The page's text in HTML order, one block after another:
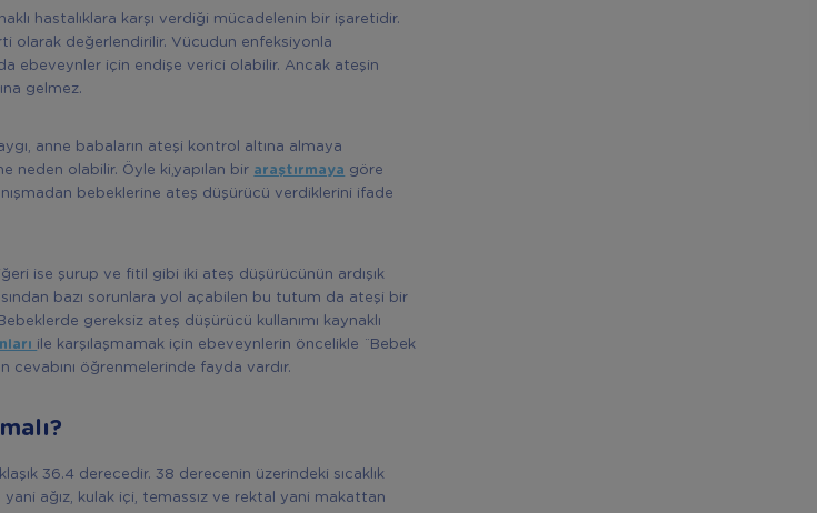
hastalıklara karşı verdiği mücadelenin bir işaretidir.
olarak değerlendirilir. Vücudun enfeksiyonla
ebeveynler için endişe verici olabilir. Ancak ateşin
gelmez.
anne babaların ateşi kontrol altına almaya
neden olabilir. Öyle ki,yapılan bir araştırmaya göre
bebeklerine ateş düşürücü verdiklerini ifade
ise şurup ve fitil gibi iki ateş düşürücünün ardışık
bazı sorunlara yol açabilen bu tutum da ateşi bir
gereksiz ateş düşürücü kullanımı kaynaklı
ile karşılaşmamak için ebeveynlerin öncelikle ¨Bebek
cevabını öğrenmelerinde fayda vardır.
36.4 derecedir. 38 derecenin üzerindeki sıcaklık
ağız, kulak içi, temassız ve rektal yani makattan